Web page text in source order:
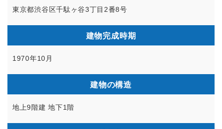
東京都渋谷区千駄ヶ谷3丁目2番8号
建物完成時期
1970年10月
建物の構造
地上9階建 地下1階